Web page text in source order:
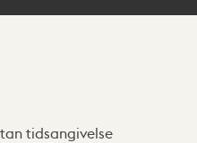
tidsangivelse